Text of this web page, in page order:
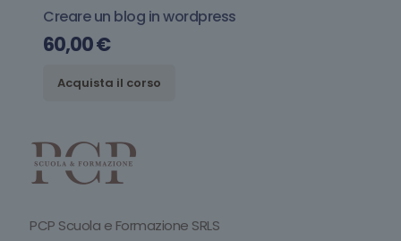
Creare un blog in wordpress
60,00€
Acquista il corso
PCP Scuola e Formazione SRLS